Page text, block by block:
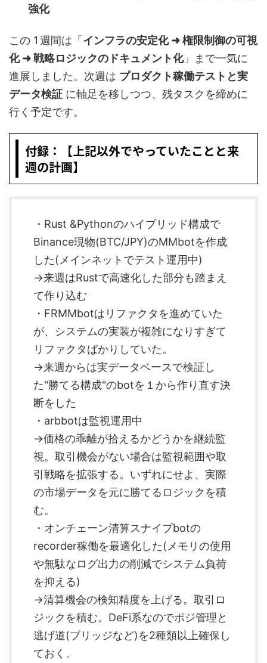
強化
この 1 週間は「 インフラの安定化 ➜ 権限制御の可視
化 ➜ 戦略ロジックのドキュメント化」まで一気に
進展しました。次週は プロダクト稼働テストと実
データ検証 に軸足を移しつつ、残タスクを締めに
行く予定です。
付録：【上記以外でやっていたことと来
週の計画】
・Rust &Pythonのハイブリッド構成で
Binance現物(BTC/JPY)のMMbotを作成
した(メインネットでテスト運用中)
→来週はRustで高速化した部分も踏まえ
て作り込む
・FRMMbotはリファクタを進めていた
が、システムの実装が複雑になりすぎて
リファクタばかりしていた。
→来週からは実データベースで検証し
た"勝てる構成"のbotを１から作り直す決
断をした
・arbbotは監視運用中
→価格の乖離が拾えるかどうかを継続監
視。取引機会がない場合は監視範囲や取
引戦略を拡張する。いずれにせよ、実際
の市場データを元に勝てるロジックを積
む。
・オンチェーン清算スナイプbotの
recorder稼働を最適化した(メモリの使用
や無駄なログ出力の削減でシステム負荷
を抑える)
→清算機会の検知精度を上げる。取引ロ
ジックを積む。DeFi系なのでポジ管理と
逃げ道(ブリッジなど)を2種類以上確保し
ておく。